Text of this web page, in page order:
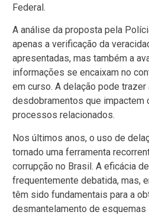
Federal.
A análise da proposta pela
apenas a verificação da
apresentadas, mas também a
informações se encaixam no
em curso. A delação pode trazer
desdobramentos que impactem
processos relacionados.
Nos últimos anos, o uso de
tornado uma ferramenta
corrupção no Brasil. A eficácia
frequentemente debatida, mas,
têm sido fundamentais para a
desmantelamento de